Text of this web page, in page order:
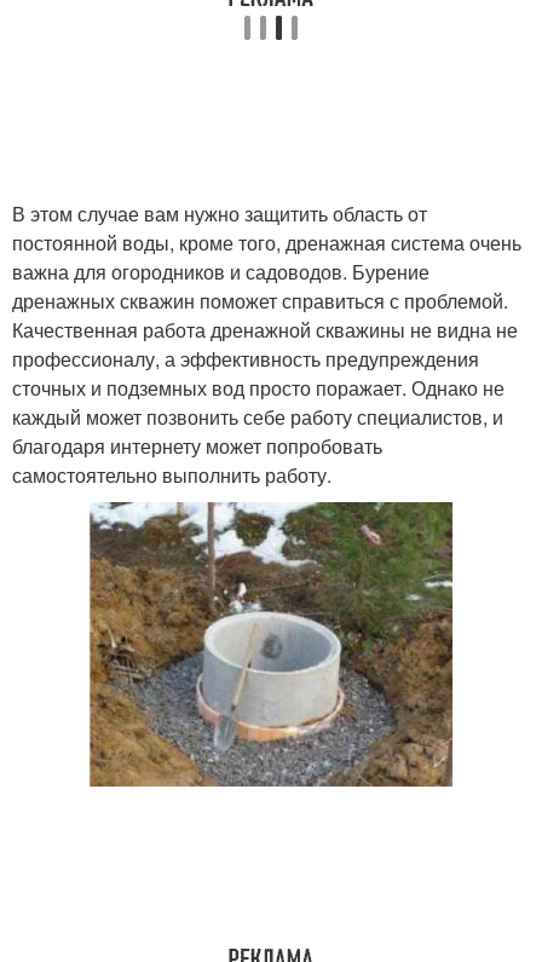
В этом случае вам нужно защитить область от
постоянной воды, кроме того, дренажная система очень
важна для огородников и садоводов. Бурение
дренажных скважин поможет справиться с проблемой.
Качественная работа дренажной скважины не видна не
профессионалу, а эффективность предупреждения
сточных и подземных вод просто поражает. Однако не
каждый может позвонить себе работу специалистов, и
благодаря интернету может попробовать
самостоятельно выполнить работу.